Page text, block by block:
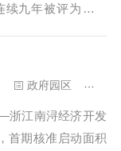
九年被评为浙江
政府园区
江南浔经济开发
首期核准启动面积